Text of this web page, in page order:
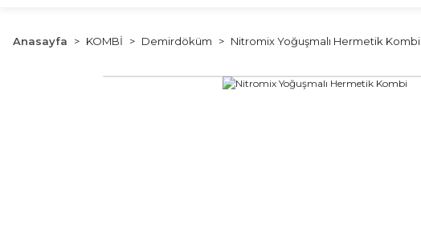
Anasayfa KOMBİ Demirdöküm Nitromix Yoğuşmalı Hermetik Kombi